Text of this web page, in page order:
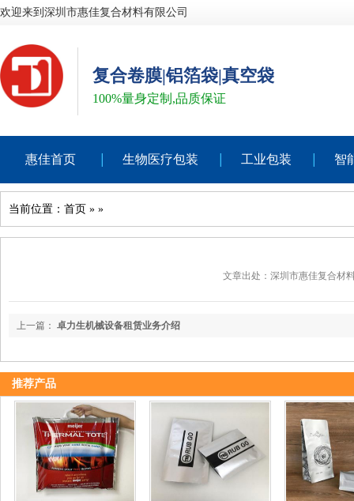
欢迎来到深圳市惠佳复合材料有限公司
复合卷膜|铝箔袋|真空袋
100%量身定制,品质保证
惠佳首页 生物医疗包装 工业包装 智
当前位置： 首页 » »
文章出处：深圳市惠佳复合材
上一篇： 卓力生机械设备租赁业务介绍
推荐产品